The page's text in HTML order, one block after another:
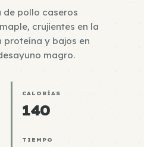
de pollo caseros
crujientes en la
proteína y bajos en
magro.
CALORÍAS
140
TIEMPO